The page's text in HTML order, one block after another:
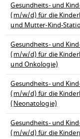
Gesundheits- und
(m/w/d) für die
und Mutter-Kind-
Gesundheits- und
(m/w/d) für die
und Onkologie)
Gesundheits- und
(m/w/d) für die
(Neonatologie)
Gesundheits- und
(m/w/d) für die